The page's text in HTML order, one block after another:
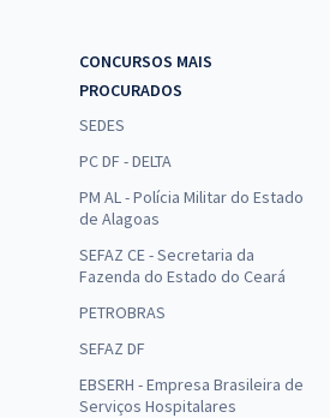
CONCURSOS MAIS
PROCURADOS
SEDES
PC DF - DELTA
PM AL - Polícia Militar do Estado
de Alagoas
SEFAZ CE - Secretaria da
Fazenda do Estado do Ceará
PETROBRAS
SEFAZ DF
EBSERH - Empresa Brasileira de
Serviços Hospitalares